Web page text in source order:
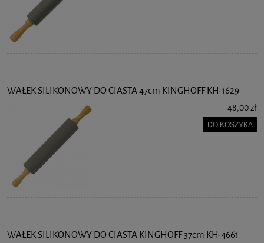
WAŁEK SILIKONOWY DO CIASTA 47cm KINGHOFF KH-1629
48,00 zł
DO KOSZYKA
WAŁEK SILIKONOWY DO CIASTA KINGHOFF 37cm KH-4661